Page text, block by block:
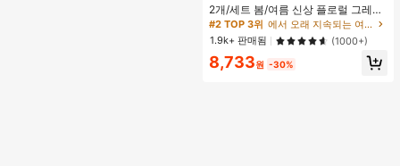
2개/세트 봄/여름 신상 플로럴 그레이
+ 블랙 반팔 티셔츠, 여성 슬림핏 솔리
드 컬러 언더셔츠 캐주얼
30+ 명 "여름옷"
높은 재방문 고객
#2 TOP 3위
에서 오래 지속되는 여성 상의, 블라우스 & 티
30+ 명 "여름옷"
높은 재방문 고객
#2 TOP 3위
에서 오래 지속되는 여성 상의, 블라우스 & 티
30+ 명 "여름옷"
높은 재방문 고객
#2 TOP 3위
에서 오래 지속되는 여성 상의, 블라우스 & 티
30+ 명 "여름옷"
높은 재방문 고객
1.9k+ 판매됨 (1000+)
8,733원 -30%